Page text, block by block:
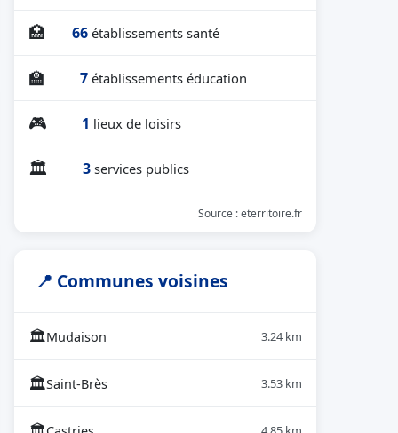
🏥 66 établissements santé
🏫 7 établissements éducation
🎮 1 lieux de loisirs
🏛 3 services publics
Source : eterritoire.fr
📍 Communes voisines
🏛Mudaison 3.24 km
🏛Saint-Brès 3.53 km